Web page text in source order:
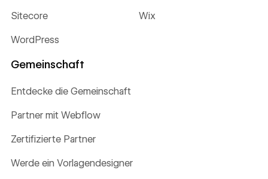
Sitecore Wix
WordPress
Gemeinschaft
Entdecke die Gemeinschaft
Partner mit Webflow
Zertifizierte Partner
Werde ein Vorlagendesigner